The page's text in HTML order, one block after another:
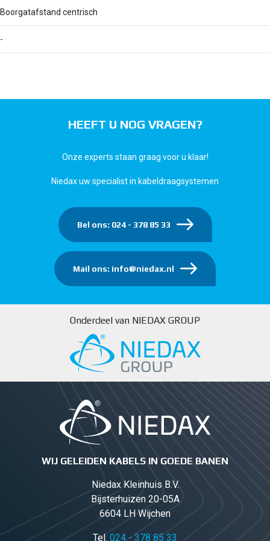
Boorgatafstand centrisch
-
HEEFT U NOG VRAGEN?
Onze experts staan graag voor u klaar!
Niedax uw specialist in kabeldraagsystemen
Bel ons: 024 - 378 85 33
Mail ons: info@niedax.nl
Onderdeel van NIEDAX GROUP
WIJ GELEIDEN KABELS IN GOEDE BANEN
Niedax Kleinhuis B.V.
Bijsterhuizen 20-05A
6604 LH Wijchen
Tel. 024 - 378 85 33